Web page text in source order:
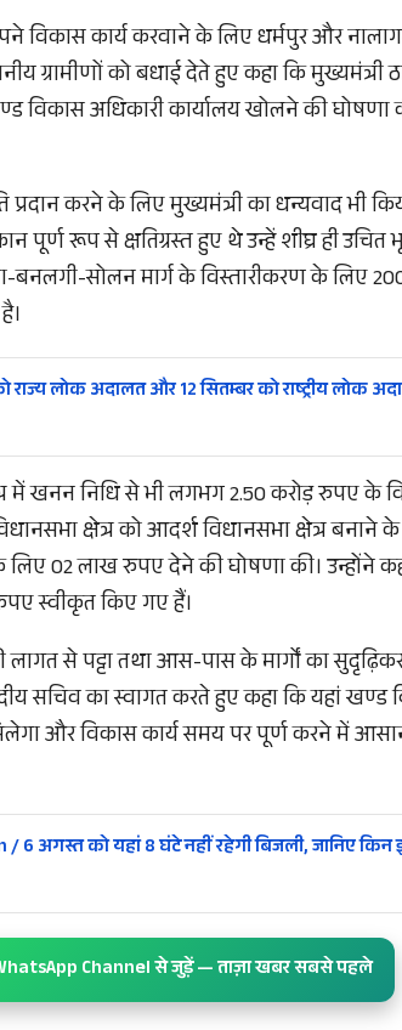
विकास कार्य करवाने के लिए धर्मपुर और
ग्रामीणों को बधाई देते हुए कहा कि
विकास अधिकारी कार्यालय खोलने की
प्रदान करने के लिए मुख्यमंत्री का धन्यवाद भी
पूर्ण रूप से क्षतिग्रस्त हुए थे उन्हें शीघ्र ही
बनलगी-सोलन मार्ग के विस्तारीकरण के लिए
राज्य लोक अदालत और 12 सितम्बर को राष्ट्रीय लोक
में खनन निधि से भी लगभग 2.50 करोड़ रुपए के
क्षेत्र को आदर्श विधानसभा क्षेत्र बनाने
लिए 02 लाख रुपए देने की घोषणा की। उन्होंने
स्वीकृत किए गए हैं।
से पट्टा तथा आस-पास के मार्गों का
सचिव का स्वागत करते हुए कहा कि यहां खण्ड
और विकास कार्य समय पर पूर्ण करने में
/ 6 अगस्त को यहां 8 घंटे नहीं रहेगी बिजली, जानिए किन
Channel से जुड़ें — ताज़ा खबर सबसे पहले